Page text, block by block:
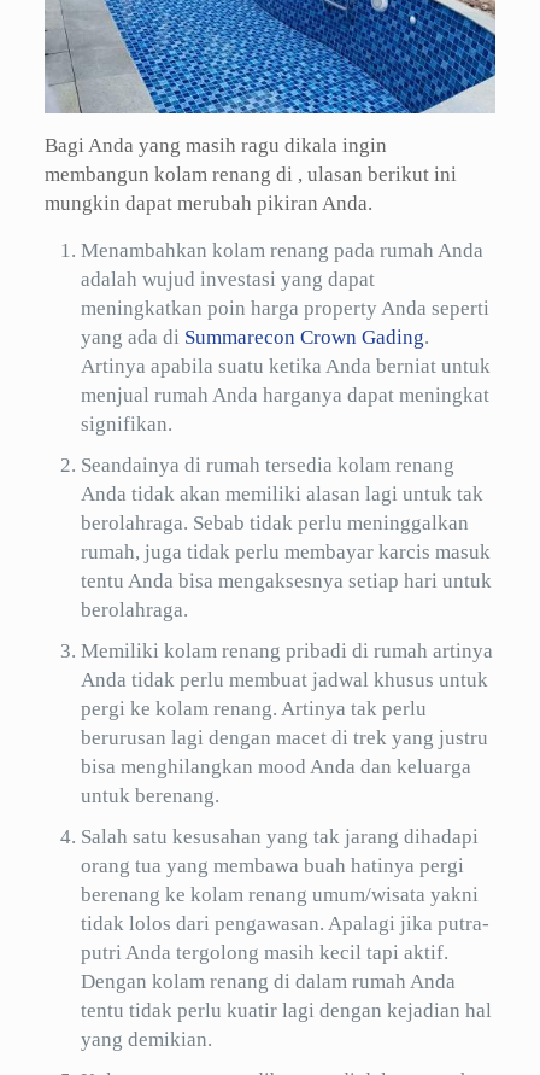
Bagi Anda yang masih ragu dikala ingin
membangun kolam renang di , ulasan berikut ini
mungkin dapat merubah pikiran Anda.
Menambahkan kolam renang pada rumah Anda
adalah wujud investasi yang dapat
meningkatkan poin harga property Anda seperti
yang ada di Summarecon Crown Gading.
Artinya apabila suatu ketika Anda berniat untuk
menjual rumah Anda harganya dapat meningkat
signifikan.
Seandainya di rumah tersedia kolam renang
Anda tidak akan memiliki alasan lagi untuk tak
berolahraga. Sebab tidak perlu meninggalkan
rumah, juga tidak perlu membayar karcis masuk
tentu Anda bisa mengaksesnya setiap hari untuk
berolahraga.
Memiliki kolam renang pribadi di rumah artinya
Anda tidak perlu membuat jadwal khusus untuk
pergi ke kolam renang. Artinya tak perlu
berurusan lagi dengan macet di trek yang justru
bisa menghilangkan mood Anda dan keluarga
untuk berenang.
Salah satu kesusahan yang tak jarang dihadapi
orang tua yang membawa buah hatinya pergi
berenang ke kolam renang umum/wisata yakni
tidak lolos dari pengawasan. Apalagi jika putra-
putri Anda tergolong masih kecil tapi aktif.
Dengan kolam renang di dalam rumah Anda
tentu tidak perlu kuatir lagi dengan kejadian hal
yang demikian.